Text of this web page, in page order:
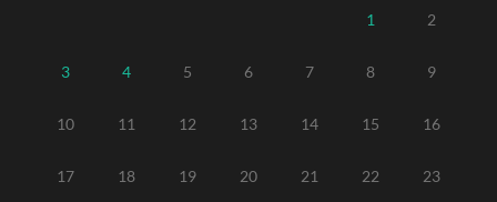
1 2
3 4 5 6 7 8 9
10 11 12 13 14 15 16
17 18 19 20 21 22 23